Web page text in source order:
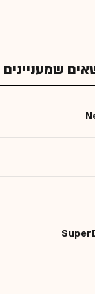
שמעניינים